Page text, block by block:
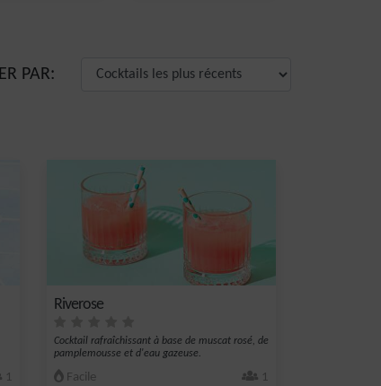
PAR:
1
Riverose
Cocktail rafraîchissant à base de muscat rosé, de
pamplemousse et d'eau gazeuse.
Facile 1